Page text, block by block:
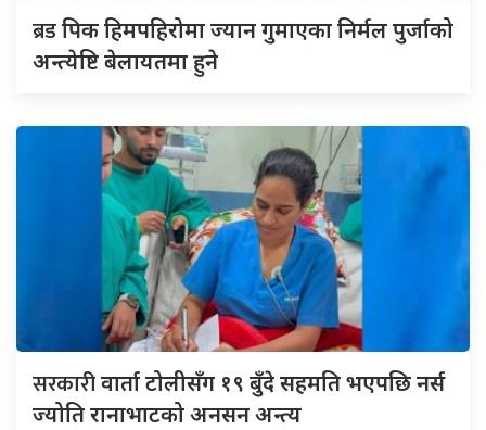
ब्रडपिक हिमपहिरोमा ज्यान गुमाएका निर्मल पुर्जाको
अन्त्येष्टि बेलायतमा हुने
सरकारीवार्ता टोलीसँग १९ बुँदे सहमति भएपछि नर्स
ज्योति रानाभाटको अनसन अन्त्य